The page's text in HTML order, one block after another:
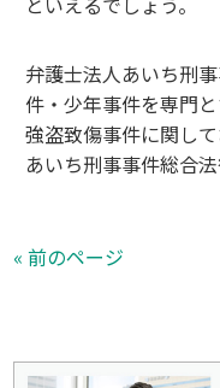
弁護士法人あいち刑
件・少年事件を専門と
強盗致傷事件に関し
あいち刑事事件総合
« 前のページ